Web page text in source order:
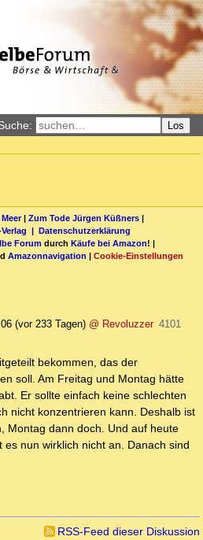
Los
| Zum Tode Jürgen Küßners |
| Datenschutzerklärung
Forum durch Käufe bei Amazon! |
Amazonnavigation | Cookie-Einstellungen
(vor 233 Tagen) @ Revoluzzer 4101
bekommen, das der
soll. Am Freitag und Montag hätte
Er sollte einfach keine schlechten
nicht konzentrieren kann. Deshalb ist
Montag dann doch. Und auf heute
nun wirklich nicht an. Danach sind
RSS-Feed dieser Diskussion